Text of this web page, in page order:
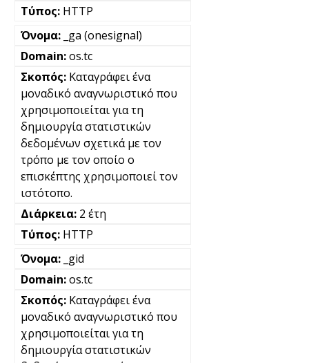
HTTP
_ga (onesignal)
os.tc
Καταγράφει ένα
μοναδικό αναγνωριστικό που
χρησιμοποιείται για τη
δημιουργία στατιστικών
δεδομένων σχετικά με τον
τρόπο με τον οποίο ο
επισκέπτης χρησιμοποιεί τον
ιστότοπο.
2 έτη
HTTP
_gid
os.tc
Καταγράφει ένα
μοναδικό αναγνωριστικό που
χρησιμοποιείται για τη
δημιουργία στατιστικών